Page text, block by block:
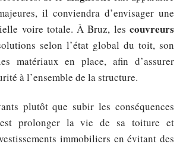
il conviendra d’envisager une
voire totale. À Bruz, les couvreurs
selon l’état global du toit, son
matériaux en place, afin d’assurer
à l’ensemble de la structure.
plutôt que subir les conséquences
prolonger la vie de sa toiture et
immobiliers en évitant des